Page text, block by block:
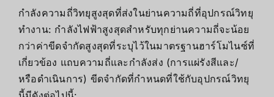
กำลังความถี่วิทยุสูงสุดที่ส่งในย่านความถี่ที่อุปกรณ์วิทยุ
ทำงาน: กำลังไฟฟ้าสูงสุดสำหรับทุกย่านความถี่จะน้อย
กว่าค่าขีดจำกัดสูงสุดที่ระบุไว้ในมาตรฐานฮาร์โมไนซ์ที่
เกี่ยวข้อง แถบความถี่และกำลังส่ง (การแผ่รังสีและ/
หรือดำเนินการ) ขีดจำกัดที่กำหนดที่ใช้กับอุปกรณ์วิทยุ